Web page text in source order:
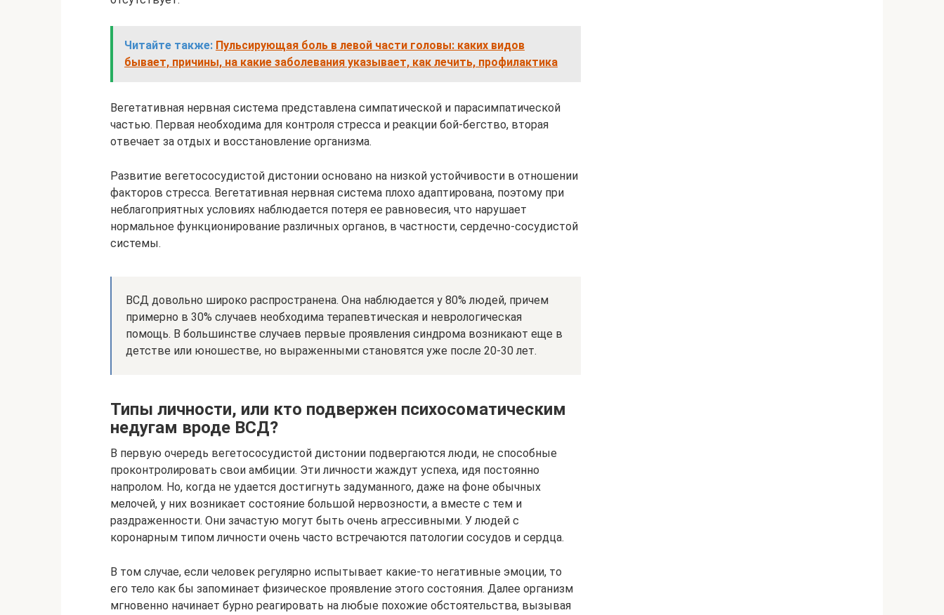
Читайте также: Пульсирующая боль в левой части головы: каких видов
бывает, причины, на какие заболевания указывает, как лечить, профилактика
Вегетативная нервная система представлена симпатической и парасимпатической
частью. Первая необходима для контроля стресса и реакции бой-бегство, вторая
отвечает за отдых и восстановление организма.
Развитие вегетососудистой дистонии основано на низкой устойчивости в отношении
факторов стресса. Вегетативная нервная система плохо адаптирована, поэтому при
неблагоприятных условиях наблюдается потеря ее равновесия, что нарушает
нормальное функционирование различных органов, в частности, сердечно-сосудистой
системы.
ВСД довольно широко распространена. Она наблюдается у 80% людей, причем
примерно в 30% случаев необходима терапевтическая и неврологическая
помощь. В большинстве случаев первые проявления синдрома возникают еще в
детстве или юношестве, но выраженными становятся уже после 20-30 лет.
Типы личности, или кто подвержен психосоматическим
недугам вроде ВСД?
В первую очередь вегетососудистой дистонии подвергаются люди, не способные
проконтролировать свои амбиции. Эти личности жаждут успеха, идя постоянно
напролом. Но, когда не удается достигнуть задуманного, даже на фоне обычных
мелочей, у них возникает состояние большой нервозности, а вместе с тем и
раздраженности. Они зачастую могут быть очень агрессивными. У людей с
коронарным типом личности очень часто встречаются патологии сосудов и сердца.
В том случае, если человек регулярно испытывает какие-то негативные эмоции, то
его тело как бы запоминает физическое проявление этого состояния. Далее организм
мгновенно начинает бурно реагировать на любые похожие обстоятельства, вызывая